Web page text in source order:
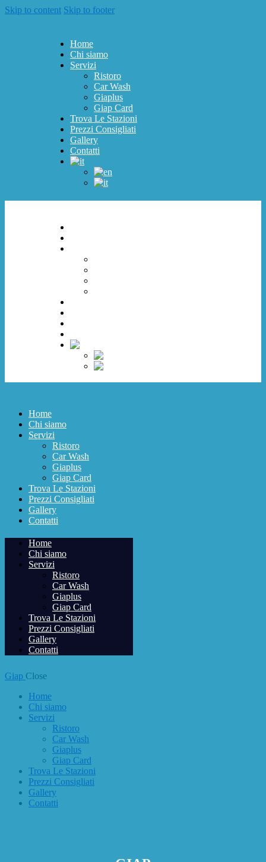
Skip to content Skip to footer
Home
Chi siamo
Servizi
Ristoro
Car Wash
Giaplus
Giap Card
Trova Le Stazioni
Prezzi Consigliati
Gallery
Contatti
Home
Chi siamo
Servizi
Ristoro
Car Wash
Giaplus
Giap Card
Trova Le Stazioni
Prezzi Consigliati
Gallery
Contatti
Home
Chi siamo
Servizi
Ristoro
Car Wash
Giaplus
Giap Card
Trova Le Stazioni
Prezzi Consigliati
Gallery
Contatti
Giap Close
Home
Chi siamo
Servizi
Ristoro
Car Wash
Giaplus
Giap Card
Trova Le Stazioni
Prezzi Consigliati
Gallery
Contatti